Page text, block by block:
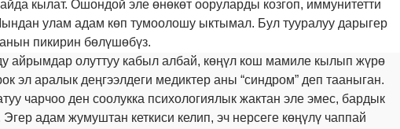
кылат. Ошондой эле өнөкөт ооруларды козгоп, иммунитетти
улам адам көп тумоолошу ыктымал. Бул тууралуу дарыгер
пикирин бөлүшөбүз.
айрымдар олуттуу кабыл албай, көңүл кош мамиле кылып жүрө
эл аралык деңгээлдеги медиктер аны “синдром” деп тааныган.
чарчоо ден соолукка психологиялык жактан эле эмес, бардык
адам жумуштан кеткиси келип, эч нерсеге көңүлү чаппай